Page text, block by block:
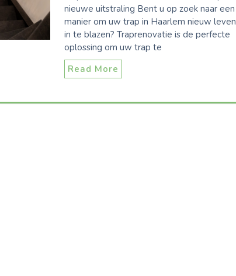
nieuwe uitstraling Bent u op zoek naar een
manier om uw trap in Haarlem nieuw leven
in te blazen? Traprenovatie is de perfecte
oplossing om uw trap te
Read More